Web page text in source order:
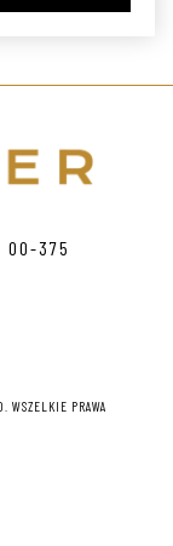
00-375
WSZELKIE PRAWA